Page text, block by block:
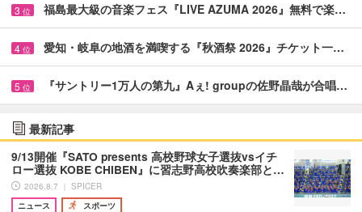
3 位 福島最大級の音楽フェス『LIVE AZUMA 2026』無料で楽…
4 位 愛知・岐阜の地酒を満喫する『秋酒祭 2026』チケット一…
5 位 『サントリー1万人の第九』Aぇ! groupの佐野晶哉が合唱…
最新記事
9/13開催『SATO presents 高校野球女子選抜vsイチ
ロー選抜 KOBE CHIBEN』に習志野高校吹奏楽部と…
2026.8.7 ｜ SPICER
ニュース
スポーツ